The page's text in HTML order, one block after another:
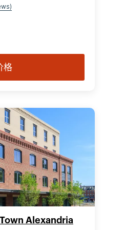
格
Alexandria